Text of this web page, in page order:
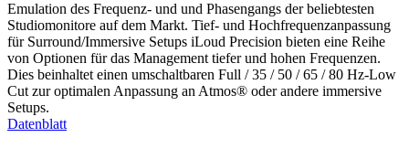
Emulation des Frequenz- und und Phasengangs der beliebtesten
Studiomonitore auf dem Markt. Tief- und Hochfrequenzanpassung
für Surround/Immersive Setups iLoud Precision bieten eine Reihe
von Optionen für das Management tiefer und hohen Frequenzen.
Dies beinhaltet einen umschaltbaren Full / 35 / 50 / 65 / 80 Hz-Low
Cut zur optimalen Anpassung an Atmos® oder andere immersive
Setups.
Datenblatt